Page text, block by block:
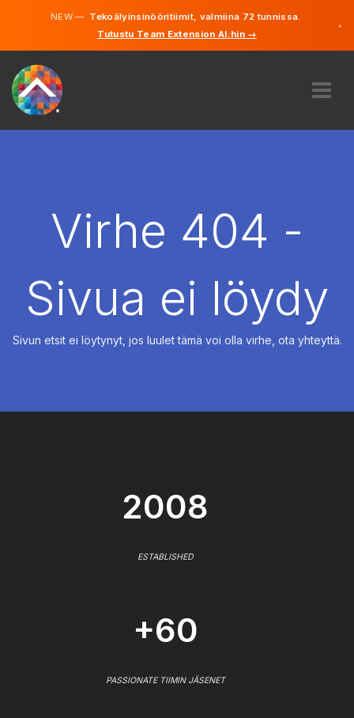
NEW —Tekoälyinsinööritiimit, valmiina 72 tunnissa.
Tutustu Team Extension AI:hin →
×
VUOKRAUS
Saksa
Englanti
Virhe 404 -
Sivua ei löydy
Sivun etsit ei löytynyt, jos luulet tämä voi olla virhe, ota yhteyttä.
2008
ESTABLISHED
+60
PASSIONATE TIIMIN JÄSENET